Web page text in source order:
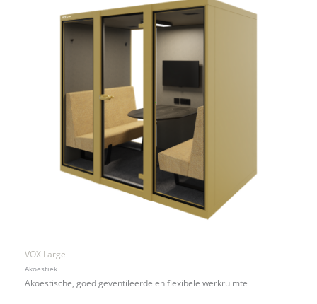
VOX Large
Akoestiek
Akoestische, goed geventileerde en flexibele werkruimte